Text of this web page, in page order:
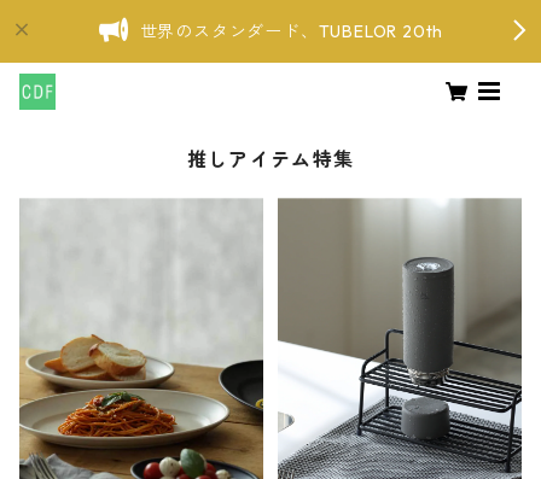
世界のスタンダード、TUBELOR 20th
推しアイテム特集